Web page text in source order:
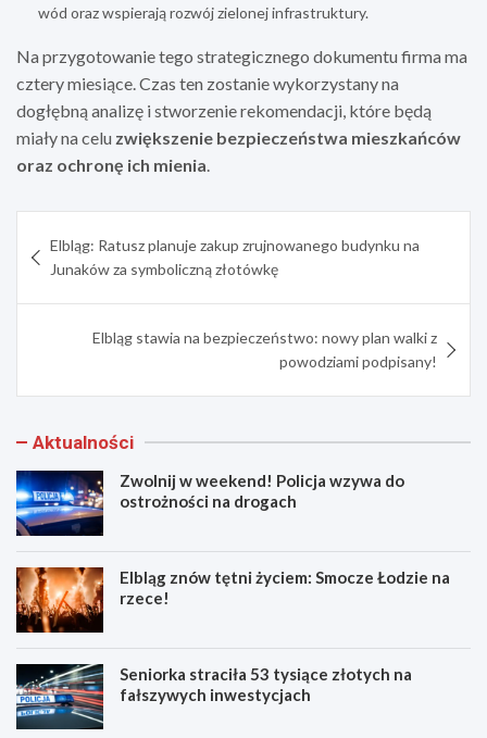
wód oraz wspierają rozwój zielonej infrastruktury.
Na przygotowanie tego strategicznego dokumentu firma ma
cztery miesiące. Czas ten zostanie wykorzystany na
dogłębną analizę i stworzenie rekomendacji, które będą
miały na celu zwiększenie bezpieczeństwa mieszkańców
oraz ochronę ich mienia.
wpisu
Elbląg: Ratusz planuje zakup zrujnowanego budynku na
Junaków za symboliczną złotówkę
Elbląg stawia na bezpieczeństwo: nowy plan walki z
powodziami podpisany!
Aktualności
Zwolnij w weekend! Policja wzywa do
ostrożności na drogach
Elbląg znów tętni życiem: Smocze Łodzie na
rzece!
Seniorka straciła 53 tysiące złotych na
fałszywych inwestycjach